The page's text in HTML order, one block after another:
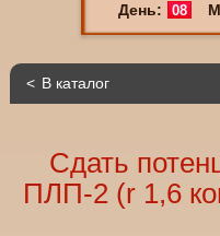
День:
08
В каталог
Сдать
ПЛП-2 (r 1,6